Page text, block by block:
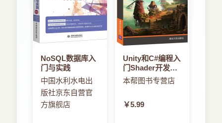
NoSQL数据库入
门与实践
中国水利水电出
版社京东自营官
方旗舰店
Unity和C#编程入
门Shader开发实
战
本帮图书专营店
￥5.99